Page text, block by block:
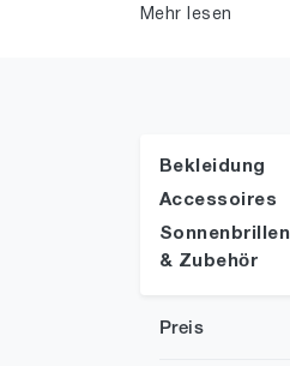
Sonnenbrillen &
Mehr lesen
Bekleidung
Accessoires
Sonnenbrillen
& Zubehör
Preis